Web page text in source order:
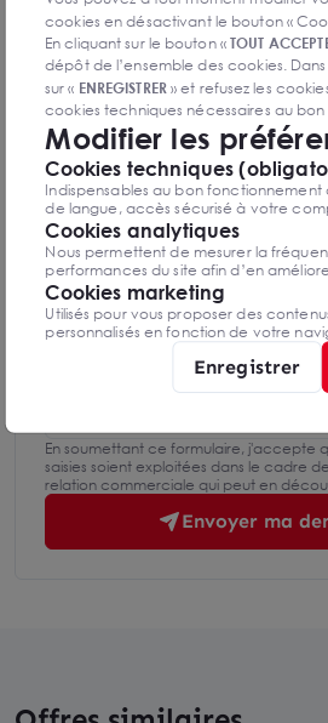
Mettre en
Nom Prénom
Email
Téléphone
Message
En soumettant ce formulaire, j'accepte
saisies soient exploitées dans le cadre
relation commerciale qui peut en
Envoyer ma
cookies en désactivant le bouton «
En cliquant sur le bouton «TOUT
dépôt de l’ensemble des cookies.
sur « ENREGISTRER» et refusez les
cookies techniques nécessaires au
seront déposés. Pour plus
la page«Protection des données à
personnel ».Lorsque vous naviguez
peut être amenée à déposer des
possibilité de désactiver les cookies,
valables que sur le navigateur que
Modifier les
Cookies techniques
Indispensables au bon fonctionnement
de langue, accès sécurisé à votre
Cookies analytiques
Nous permettent de mesurer la
performances du site afin d’en
Cookies marketing
Utilisés pour vous proposer des
personnalisés en fonction de votre
Enregistrer